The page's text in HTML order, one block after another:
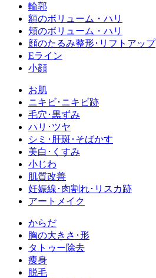
輪郭
額のボリューム・ハリ
頬のボリューム・ハリ
顔のたるみ整形･リフトアップ
Eライン
小顔
お肌
ニキビ･ニキビ跡
毛穴･黒ずみ
ハリ･ツヤ
シミ･肝斑･そばかす
美白･くすみ
小じわ
肌質改善
妊娠線･肉割れ･リスカ跡
アートメイク
からだ
胸の大きさ･形
タトゥー除去
痩身
脱毛